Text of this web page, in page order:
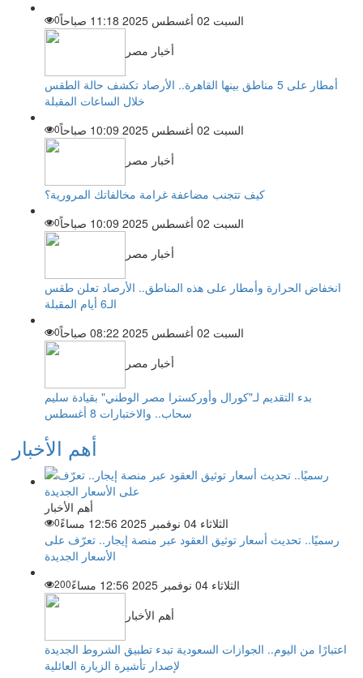
السبت 02 أغسطس 2025 11:18 صباحاً
0
أخبار مصر
أمطار على 5 مناطق بينها القاهرة.. الأرصاد تكشف حالة الطقس
خلال الساعات المقبلة
السبت 02 أغسطس 2025 10:09 صباحاً
0
أخبار مصر
كيف تتجنب مضاعفة غرامة مخالفاتك المرورية؟
السبت 02 أغسطس 2025 10:09 صباحاً
0
أخبار مصر
انخفاض الحرارة وأمطار على هذه المناطق.. الأرصاد تعلن طقس
الـ6 أيام المقبلة
السبت 02 أغسطس 2025 08:22 صباحاً
0
أخبار مصر
بدء التقديم لـ"كورال وأوركسترا مصر الوطني" بقيادة سليم
سحاب.. والاختبارات 8 أغسطس
أهم الأخبار
أهم الأخبار
الثلاثاء 04 نوفمبر 2025 12:56 مساءً
0
رسميًا.. تحديث أسعار توثيق العقود عبر منصة إيجار.. تعرّف على
الأسعار الجديدة
الثلاثاء 04 نوفمبر 2025 12:56 مساءً
200
أهم الأخبار
اعتبارًا من اليوم.. الجوازات السعودية تبدء تطبيق الشروط الجديدة
لإصدار تأشيرة الزيارة العائلية